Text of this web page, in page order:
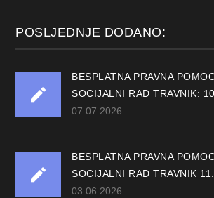
POSLJEDNJE DODANO:
BESPLATNA PRAVNA
SOCIJALNI RAD TRAVNIK:
07.07.2026
BESPLATNA PRAVNA
SOCIJALNI RAD TRAVNIK
03.06.2026